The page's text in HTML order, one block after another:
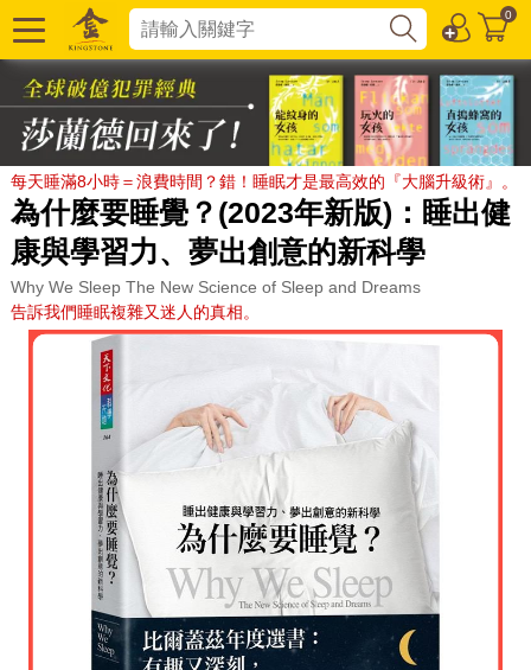
0
每天睡滿8小時＝浪費時間？錯！睡眠才是最高效的『大腦升級術』。
為什麼要睡覺？(2023年新版)：睡出健
康與學習力、夢出創意的新科學
Why We Sleep The New Science of Sleep and Dreams
告訴我們睡眠複雜又迷人的真相。